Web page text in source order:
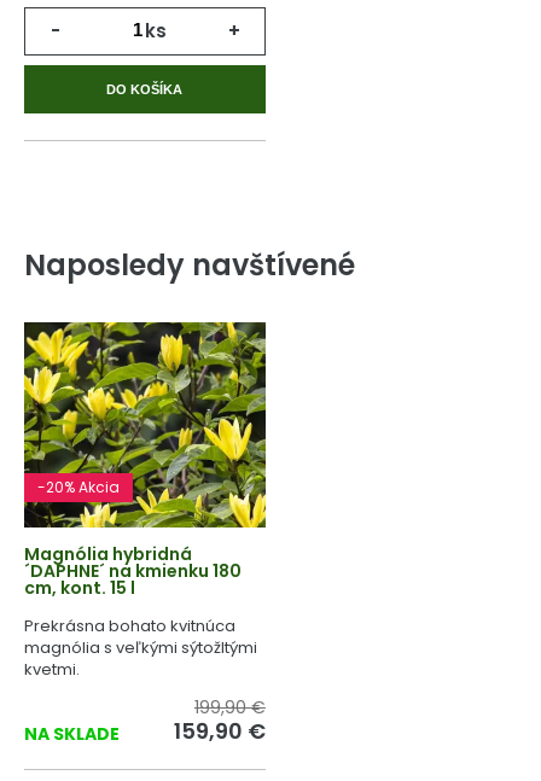
- ks +
DO KOŠÍKA
Naposledy navštívené
-20% Akcia
Magnólia hybridná
´DAPHNE´ na kmienku 180
cm, kont. 15 l
Prekrásna bohato kvitnúca
magnólia s veľkými sýtožltými
kvetmi.
NA SKLADE
199,90 €
159,90 €